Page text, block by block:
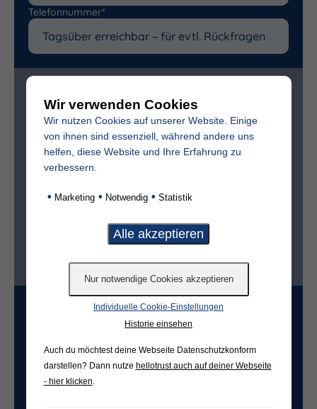
Telefonnummer*
folgende (freiwillige) Angaben:
Vollständiger Name des Verstorbenen
nein
Freifeld für evtl. Anmerkungen
Wir verwenden Cookies
Wir nutzen Cookies auf unserer Website. Einige
von ihnen sind essenziell, während andere uns
helfen, diese Website und Ihre Erfahrung zu
verbessern.
• Marketing • Notwendig • Statistik
Individuelle Cookie-Einstellungen
Historie einsehen
Auch du möchtest deine Webseite Datenschutzkonform
darstellen? Dann nutze hellotrust auch auf deiner Webseite
- hier klicken